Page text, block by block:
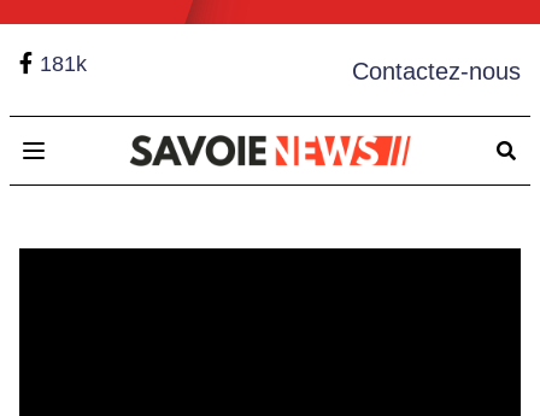
181k Contactez-nous
Open main menu